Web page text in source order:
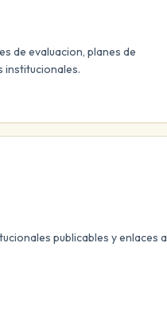
de evaluacion, planes de
institucionales.
publicables y enlaces a